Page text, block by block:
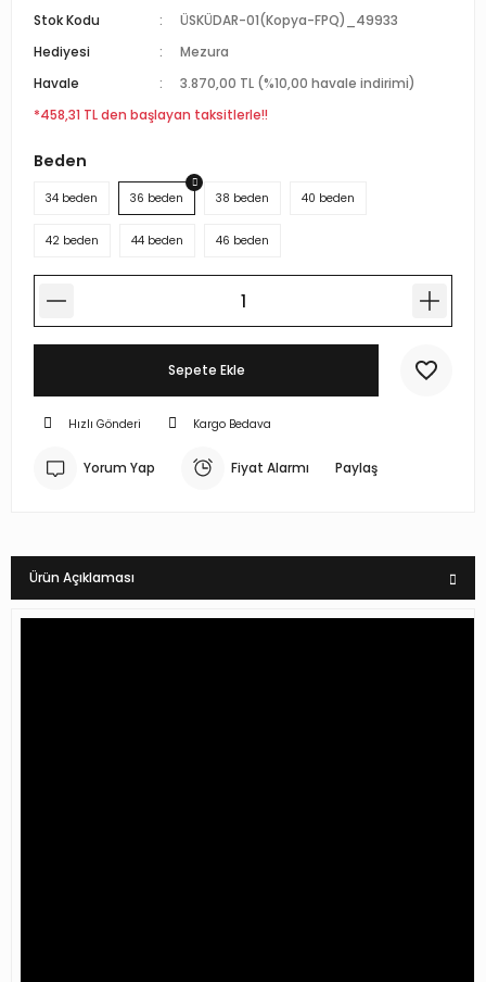
Standlı Terzi Mankenleri
Prova Mankeni
terzi mankeni
Parça-Aksesuar
Göbeği
mankenleri
Mankenleri
Vitrin Mankenleri
Üniteleri
Tel Kancalar
Stok Kodu
ÜSKÜDAR-01(Kopya-FPQ)_49933
Hediyesi
Mezura
Havale
3.870,00 TL (%10,00 havale indirimi)
*458,31 TL den başlayan taksitlerle!!
Beden
34 beden 36 beden 38 beden 40 beden
42 beden 44 beden 46 beden
Sepete Ekle
Hızlı Gönderi Kargo Bedava
Yorum Yap Fiyat Alarmı Paylaş
Ürün Açıklaması